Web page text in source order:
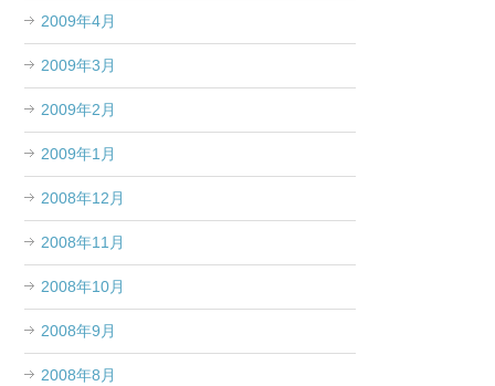
2009年4月
2009年3月
2009年2月
2009年1月
2008年12月
2008年11月
2008年10月
2008年9月
2008年8月